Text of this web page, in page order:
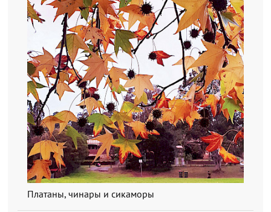
Платаны, чинары и сикаморы